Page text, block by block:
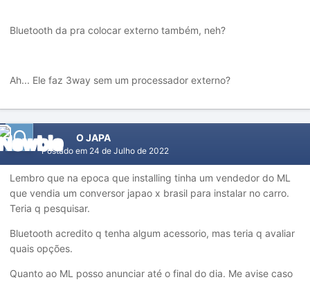
Bluetooth da pra colocar externo também, neh?
Ah... Ele faz 3way sem um processador externo?
O JAPA
Postado em 24 de Julho de 2022
Lembro que na epoca que installing tinha um vendedor do ML
que vendia um conversor japao x brasil para instalar no carro.
Teria q pesquisar.
Bluetooth acredito q tenha algum acessorio, mas teria q avaliar
quais opções.
Quanto ao ML posso anunciar até o final do dia. Me avise caso